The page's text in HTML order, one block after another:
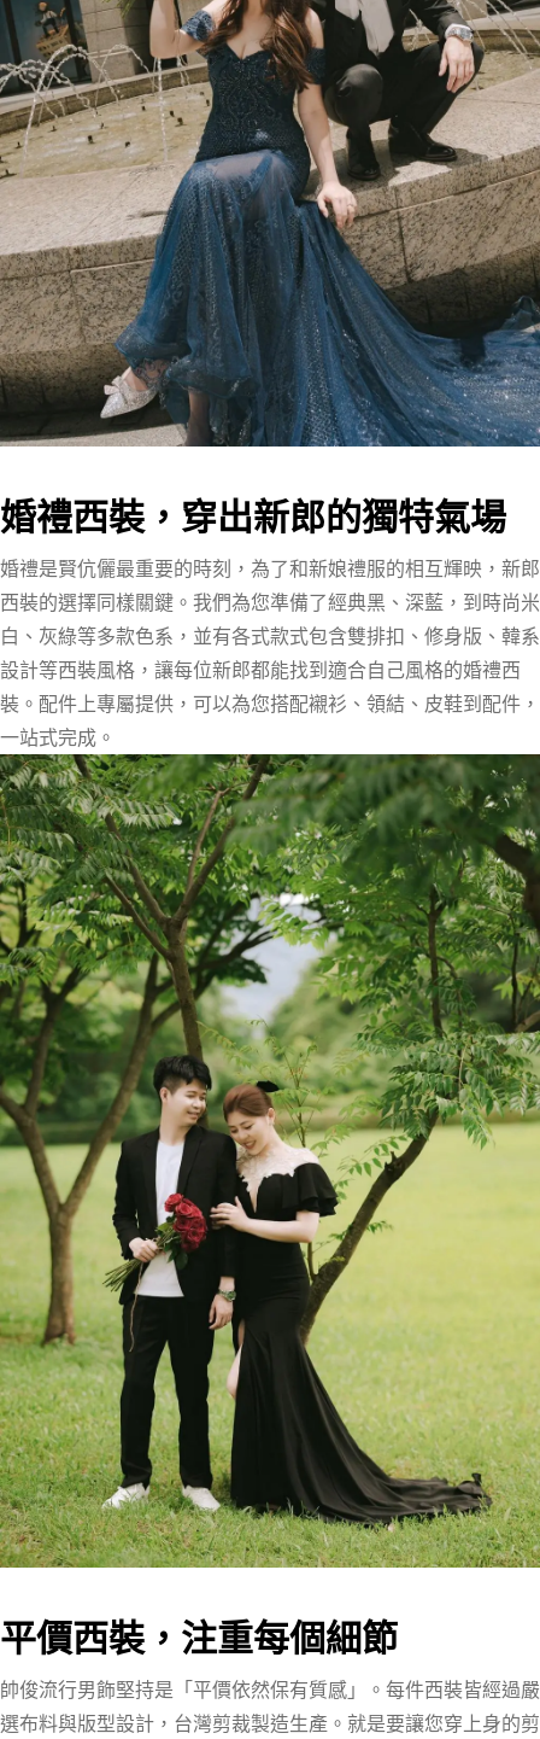
婚禮西裝，穿出新郎的獨特氣場
婚禮是賢伉儷最重要的時刻，為了和新娘禮服的相互輝映，新郎
西裝的選擇同樣關鍵。我們為您準備了經典黑、深藍，到時尚米
白、灰綠等多款色系，並有各式款式包含雙排扣、修身版、韓系
設計等西裝風格，讓每位新郎都能找到適合自己風格的婚禮西
裝。配件上專屬提供，可以為您搭配襯衫、領結、皮鞋到配件，
一站式完成。
平價西裝，注重每個細節
帥俊流行男飾堅持是「平價依然保有質感」。每件西裝皆經過嚴
選布料與版型設計，台灣剪裁製造生產。就是要讓您穿上身的剪